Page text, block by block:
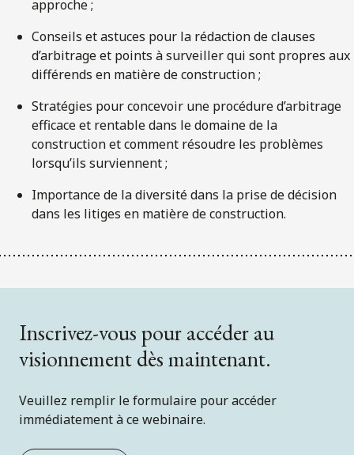
approche ;
Conseils et astuces pour la rédaction de clauses
d’arbitrage et points à surveiller qui sont propres aux
différends en matière de construction ;
Stratégies pour concevoir une procédure d’arbitrage
efficace et rentable dans le domaine de la
construction et comment résoudre les problèmes
lorsqu’ils surviennent ;
Importance de la diversité dans la prise de décision
dans les litiges en matière de construction.
Inscrivez-vous pour accéder au
visionnement dès maintenant.
Veuillez remplir le formulaire pour accéder
immédiatement à ce webinaire.